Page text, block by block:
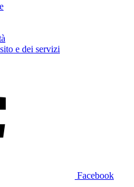
e dei servizi
Facebook